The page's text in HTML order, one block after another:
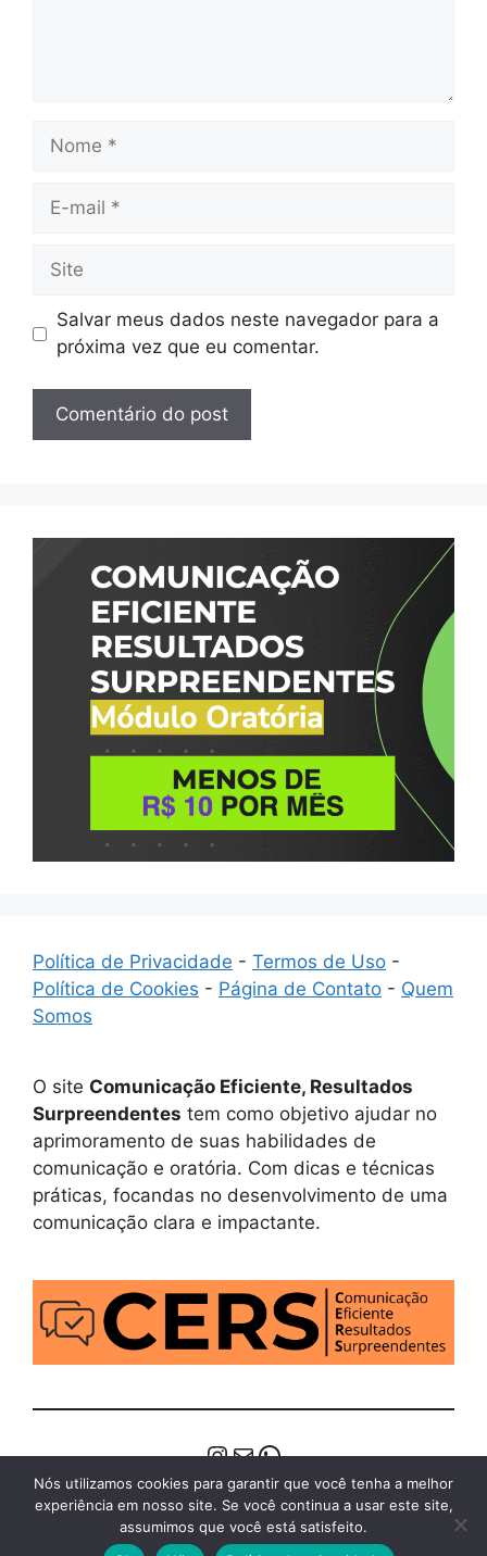
Nome
Site
Salvar meus dados neste navegador para a
próxima vez que eu comentar.
Política de Privacidade - Termos de Uso -
Política de Cookies - Página de Contato - Quem
Somos
O site Comunicação Eficiente, Resultados
Surpreendentes tem como objetivo ajudar no
aprimoramento de suas habilidades de
comunicação e oratória. Com dicas e técnicas
práticas, focandas no desenvolvimento de uma
comunicação clara e impactante.
Instagram
E-mailWhatsApp
© 2026 Comunicação Eficiente Resultados
Nós utilizamos cookies para garantir que você tenha a melhor
experiência em nosso site. Se você continua a usar este site,
assumimos que você está satisfeito.